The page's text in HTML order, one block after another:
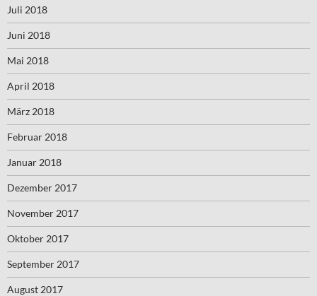
Juli 2018
Juni 2018
Mai 2018
April 2018
März 2018
Februar 2018
Januar 2018
Dezember 2017
November 2017
Oktober 2017
September 2017
August 2017